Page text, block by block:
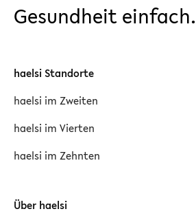
Gesundheit einfach.
haelsi Standorte
haelsi im Zweiten
haelsi im Vierten
haelsi im Zehnten
Über haelsi